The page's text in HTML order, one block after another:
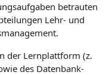
betrauten
Lehr- und
der Lernplattform (z.
des Datenbank-